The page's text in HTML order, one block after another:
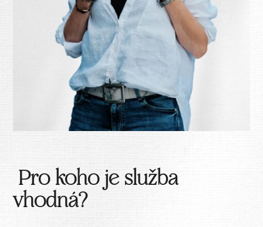
Pro koho je služba
vhodná?